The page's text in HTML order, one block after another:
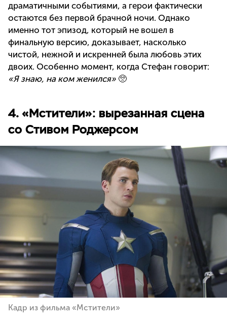
драматичными событиями, а герои фактически
остаются без первой брачной ночи. Однако
именно тот эпизод, который не вошел в
финальную версию, доказывает, насколько
чистой, нежной и искренней была любовь этих
двоих. Особенно момент, когда Стефан говорит:
«Я знаю, на ком женился» 🥺
4. «Мстители»: вырезанная сцена
со Стивом Роджерсом
Кадр из фильма «Мстители»